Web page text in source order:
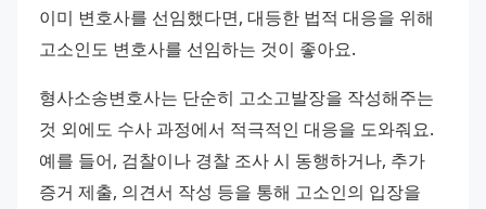
이미 변호사를 선임했다면, 대등한 법적 대응을 위해
고소인도 변호사를 선임하는 것이 좋아요.
형사소송변호사는 단순히 고소고발장을 작성해주는
것 외에도 수사 과정에서 적극적인 대응을 도와줘요.
예를 들어, 검찰이나 경찰 조사 시 동행하거나, 추가
증거 제출, 의견서 작성 등을 통해 고소인의 입장을